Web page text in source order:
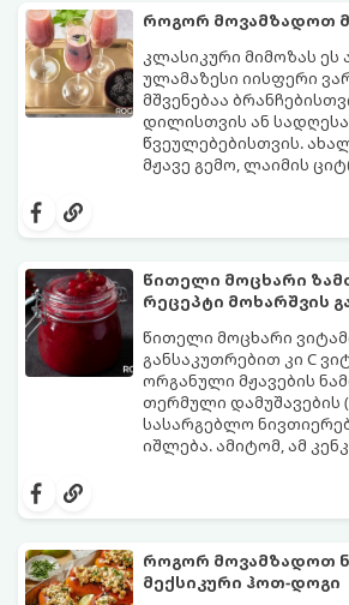
შეწვისას ფორმა
და არ დაიშალოს.
მომზადების დრო: 20
მუხუდოს ჩალბობის
შეწვის დრო: 10–15 წუთი
ბურთულა (4–6 პორცია)
როგორ მოვამზადოთ
კლასიკური მიმოზას
ულამაზესი იისფერი
მშვენებაა
დილისთვის ან
წვეულებებისთვის.
მჟავე გემო, ლაიმის
საოცრად დახვეწილ
და მის მომზადებას
პორცია
წითელი მოცხარი
რეცეპტი მოხარშვის
წითელი მოცხარი
განსაკუთრებით კი C
ორგანული მჟავების
თერმული დამუშავების
სასარგებლო
იშლება. ამიტომ, ამ
მომზადებაა -
ბუნებრივ, კაშკაშა
როგორ მოვამზადოთ
მექსიკური ჰოთ-დოგი